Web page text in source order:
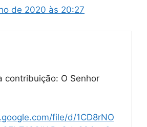
de 2020 às 20:27
contribuição: O Senhor
file/d/1CD8rNO